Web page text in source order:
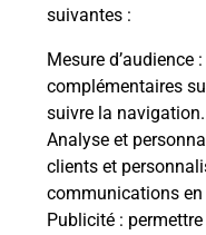
suivantes :
Mesure d’audience
complémentaires
suivre la navigation.
Analyse et
clients et
communications
Publicité :
La Poste
en ligne
Ouvert 24h/
En savoir plus